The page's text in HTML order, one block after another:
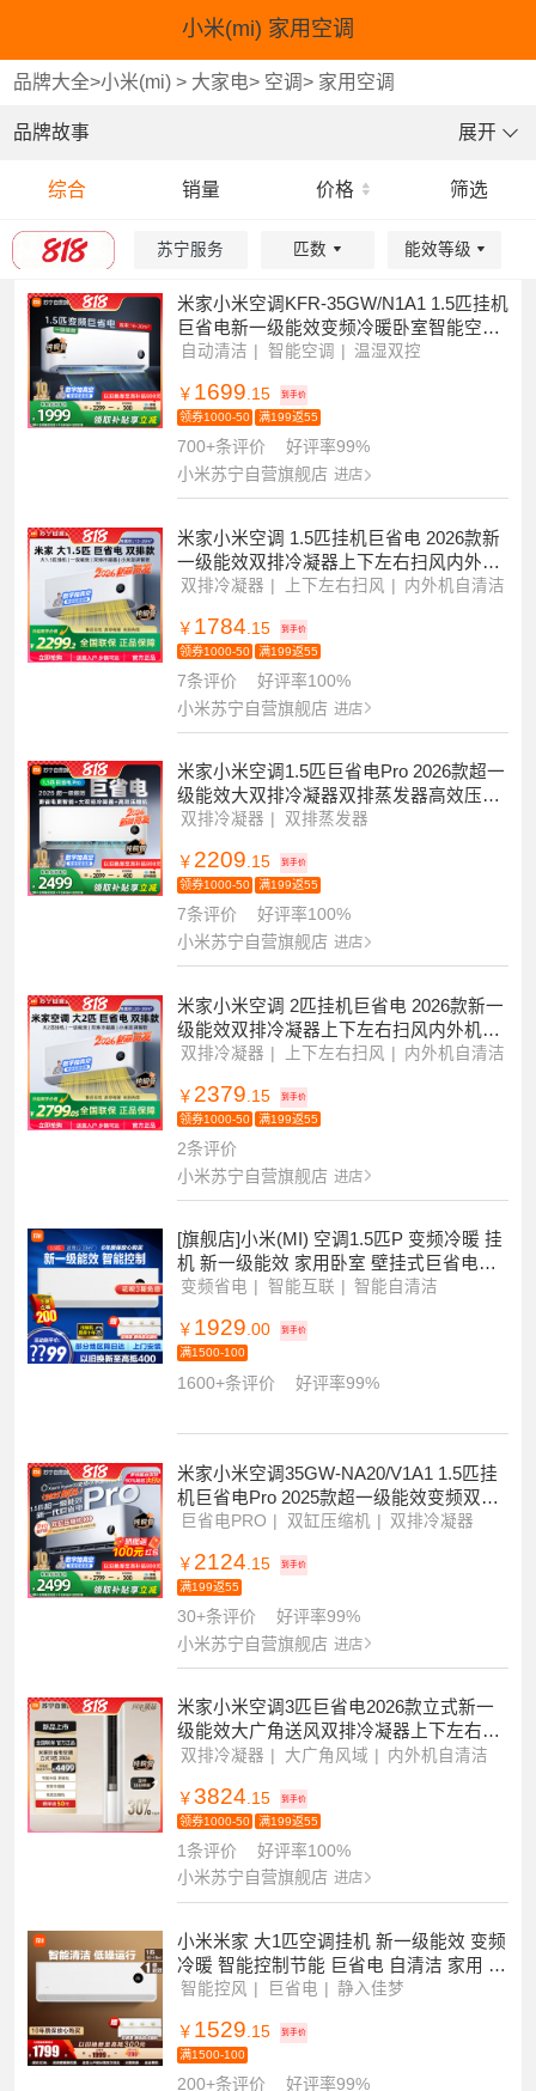
小米(mi) 家用空调
品牌大全>小米(mi) > 大家电> 空调> 家用空调
品牌故事 展开
综合 销量 价格 筛选
苏宁服务 匹数 能效等级
重选 确认
重选 确认
重选 确认
系统繁忙,请稍后再试!
米家小米空调KFR-35GW/N1A1 1.5匹挂机
巨省电新一级能效变频冷暖卧室智能空调
节能省电挂机
自动清洁 智能空调
￥1699.15
领券1000-50 满199返55
700+条评价
好评率99%
小米苏宁自营旗舰店 进店
米家小米空调 1.5匹挂机巨省电 2026款新
一级能效双排冷凝器上下左右扫风内外机
自清洁35GW-PG15/N1A1
￥1784.15
领券1000-50 满199返55
7条评价
好评率100%
小米苏宁自营旗舰店 进店
米家小米空调1.5匹巨省电Pro 2026款超一
级能效大双排冷凝器双排蒸发器高效压缩
机35GW-PG15/V1A1
双排冷凝器 双排蒸发器
￥2209.15
领券1000-50 满199返55
7条评价
好评率100%
小米苏宁自营旗舰店 进店
米家小米空调 2匹挂机巨省电 2026款新一
级能效双排冷凝器上下左右扫风内外机自
清洁50GW-PG20/N1A1
双排冷凝器 上下左右扫风
￥2379.15
领券1000-50 满199返55
2条评价
小米苏宁自营旗舰店
进店
[旗舰店]小米(MI) 空调1.5匹P 变频冷暖 挂
机 新一级能效 家用卧室 壁挂式巨省电空
调KFR-35GW/N1A1
变频省电 智能互联
￥1929.00
满1500-100
1600+条评价 好评率99%
米家小米空调35GW-NA20/V1A1 1.5匹挂
机巨省电Pro 2025款超一级能效变频双缸
压缩机双排冷凝器
巨省电PRO 双缸压缩机
￥2124.15
满199返55
30+条评价
好评率99%
小米苏宁自营旗舰店 进店
米家小米空调3匹巨省电2026款立式新一
级能效大广角送风双排冷凝器上下左右扫
风72LW-PL30/N1A1(W)
双排冷凝器 大广角风域
￥3824.15
领券1000-50 满199返55
1条评价
好评率100%
小米苏宁自营旗舰店 进店
小米米家 大1匹空调挂机 新一级能效 变频
冷暖 智能控制节能 巨省电 自清洁 家用 K